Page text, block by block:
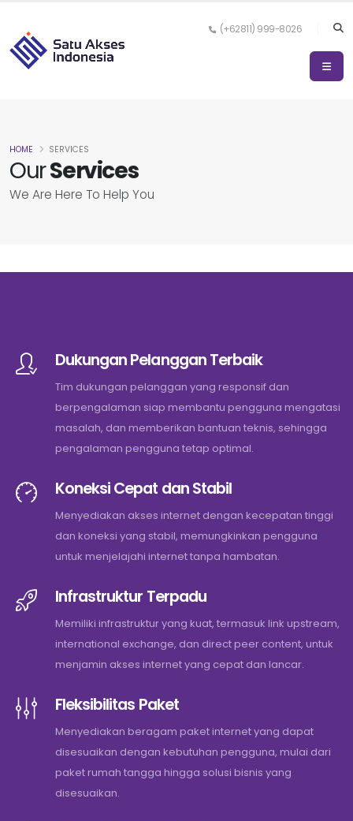
(+62811) 999-8026
OurServices
We Are Here To Help You
HOME SERVICES
Dukungan Pelanggan Terbaik
Tim dukungan pelanggan yang responsif dan
berpengalaman siap membantu pengguna mengatasi
masalah, dan memberikan bantuan teknis, sehingga
pengalaman pengguna tetap optimal.
Koneksi Cepat dan Stabil
Menyediakan akses internet dengan kecepatan tinggi
dan koneksi yang stabil, memungkinkan pengguna
untuk menjelajahi internet tanpa hambatan.
Infrastruktur Terpadu
Memiliki infrastruktur yang kuat, termasuk link upstream,
international exchange, dan direct peer content, untuk
menjamin akses internet yang cepat dan lancar.
Fleksibilitas Paket
Menyediakan beragam paket internet yang dapat
disesuaikan dengan kebutuhan pengguna, mulai dari
paket rumah tangga hingga solusi bisnis yang
disesuaikan.